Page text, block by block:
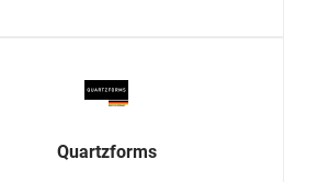
Quartzforms